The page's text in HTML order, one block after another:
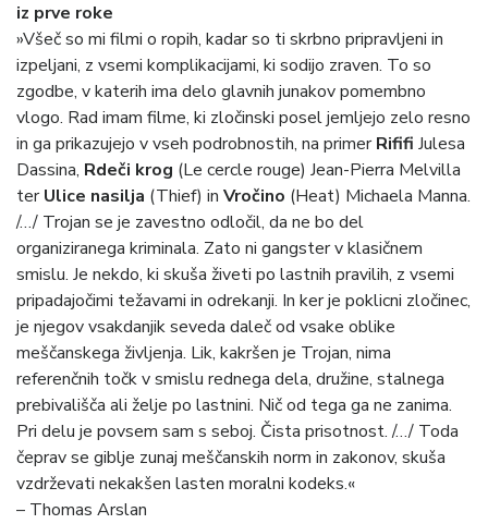
iz prve roke
»Všeč so mi filmi o ropih, kadar so ti skrbno pripravljeni in
izpeljani, z vsemi komplikacijami, ki sodijo zraven. To so
zgodbe, v katerih ima delo glavnih junakov pomembno
vlogo. Rad imam filme, ki zločinski posel jemljejo zelo resno
in ga prikazujejo v vseh podrobnostih, na primerRififi Julesa
Dassina, Rdeči krog (Le cercle rouge) Jean-Pierra Melvilla
terUlice nasilja (Thief) in Vročino (Heat) Michaela Manna.
/…/ Trojan se je zavestno odločil, da ne bo del
organiziranega kriminala. Zato ni gangster v klasičnem
smislu. Je nekdo, ki skuša živeti po lastnih pravilih, z vsemi
pripadajočimi težavami in odrekanji. In ker je poklicni zločinec,
je njegov vsakdanjik seveda daleč od vsake oblike
meščanskega življenja. Lik, kakršen je Trojan, nima
referenčnih točk v smislu rednega dela, družine, stalnega
prebivališča ali želje po lastnini. Nič od tega ga ne zanima.
Pri delu je povsem sam s seboj. Čista prisotnost. /…/ Toda
čeprav se giblje zunaj meščanskih norm in zakonov, skuša
vzdrževati nekakšen lasten moralni kodeks.«
– Thomas Arslan